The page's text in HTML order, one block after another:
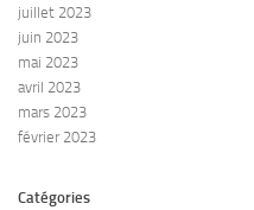
juillet 2023
juin 2023
mai 2023
avril 2023
mars 2023
février 2023
Catégories